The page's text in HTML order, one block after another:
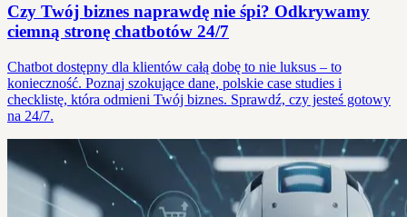
Czy Twój biznes naprawdę nie śpi? Odkrywamy
ciemną stronę chatbotów 24/7
Chatbot dostępny dla klientów całą dobę to nie luksus – to
konieczność. Poznaj szokujące dane, polskie case studies i
checklistę, która odmieni Twój biznes. Sprawdź, czy jesteś gotowy
na 24/7.